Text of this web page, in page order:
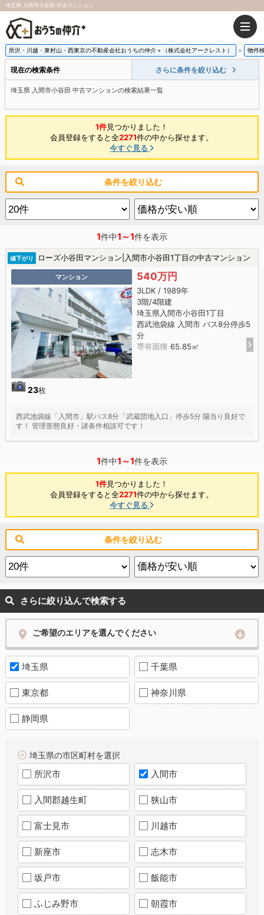
埼玉県 入間市小谷田 中古マンション
所沢・川越・東村山・西東京の不動産会社おうちの仲介＋（株式会社アークレスト） 物件
現在の検索条件 さらに条件を絞り込む
埼玉県 入間市小谷田 中古マンションの検索結果一覧
1件見つかりました！
会員登録をすると全2271件の中から探せます。
今すぐ見る
条件を絞り込む
1件中1～1件を表示
値下がり ローズ小谷田マンション|入間市小谷田1丁目の中古マンション
マンション
23枚
540万円
3LDK / 1989年
3階/4階建
埼玉県入間市小谷田1丁目
西武池袋線 入間市 バス8分停歩5
分
専有面積 65.85㎡
西武池袋線「入間市」駅バス8分「武蔵団地入口」停歩5分 陽当り良好で
す！ 管理形態良好・諸条件相談可です！
1件中1～1件を表示
1件見つかりました！
会員登録をすると全2271件の中から探せます。
今すぐ見る
条件を絞り込む
さらに絞り込んで検索する
ご希望のエリアを選んでください
埼玉県 千葉県
東京都 神奈川県
静岡県
埼玉県の市区町村を選択
所沢市 入間市
入間郡越生町 狭山市
富士見市 川越市
新座市 志木市
坂戸市 飯能市
ふじみ野市 朝霞市